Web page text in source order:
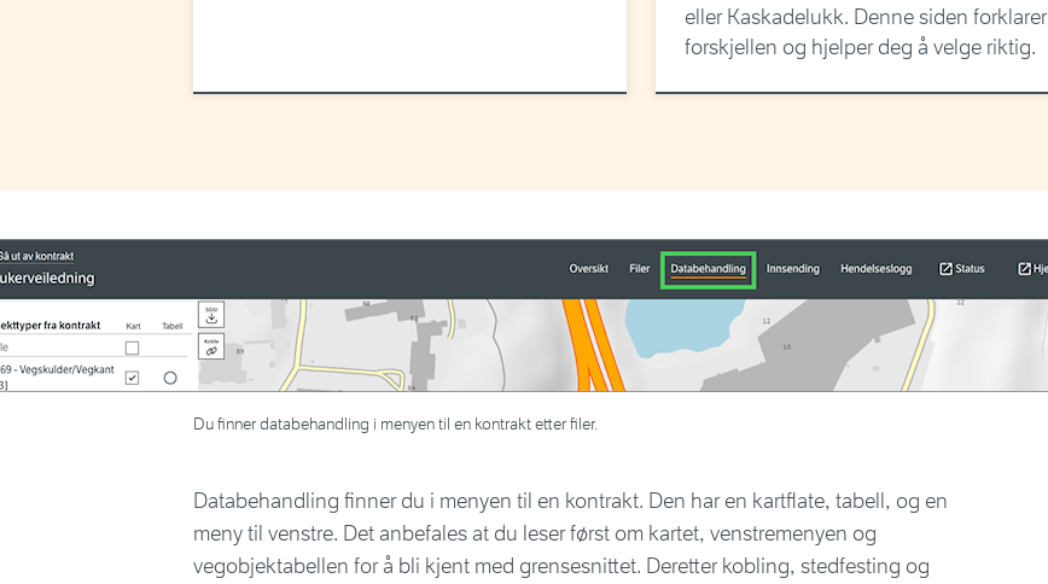
eller Kaskadelukk. Denne siden forklarer
forskjellen og hjelper deg å velge riktig.
Du finner databehandling i menyen til en kontrakt etter filer.
Databehandling finner du i menyen til en kontrakt. Den har en kartflate, tabell, og en
meny til venstre. Det anbefales at du leser først om kartet, venstremenyen og
vegobjektabellen for å bli kjent med grensesnittet. Deretter kobling, stedfesting og